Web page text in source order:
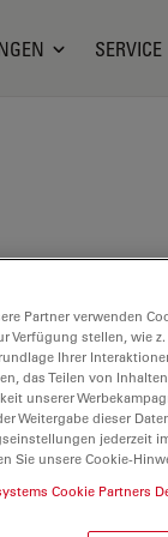
SERVICE
hat einen
Er
wo er die
war er als
tätig, wo er
für
Partner verwenden
Verfügung stellen, wie
Ihrer
das Teilen von
unserer
Weitergabe dieser
jederzeit
Sie unsere Cookie-
Cookie Partners